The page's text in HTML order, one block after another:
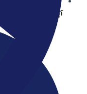
آیساسنتر در یوتیوب